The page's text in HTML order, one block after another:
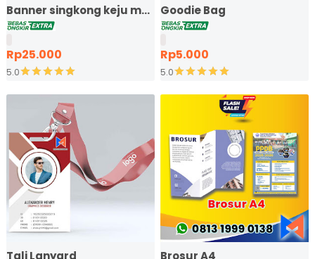
Banner singkong keju murah ekspres
Rp25.000
5.0
Goodie Bag
Rp5.000
5.0
Tali Lanyard Brosur A4